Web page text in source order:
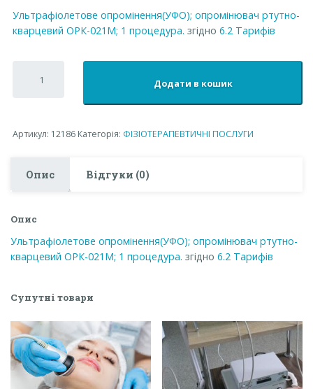
Ультрафіолетове опромінення(УФО); опромінювач ртутно-
кварцевий ОРК-021М; 1 процедура. згідно 6.2 Тарифів
Ультрафіолетове
опромінення(УФО);
ОРК-021М;
кількість
Додати в кошик
Артикул: 12186 Категорія: ФІЗІОТЕРАПЕВТИЧНІ ПОСЛУГИ
Опис Відгуки (0)
Опис
Ультрафіолетове опромінення(УФО); опромінювач ртутно-
кварцевий ОРК-021М; 1 процедура. згідно 6.2 Тарифів
Супутні товари